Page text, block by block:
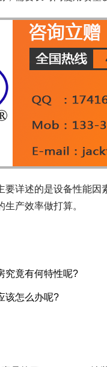
详述的是设备性能因
产效率做打算。
究竟有何特性呢?
该怎么办呢?